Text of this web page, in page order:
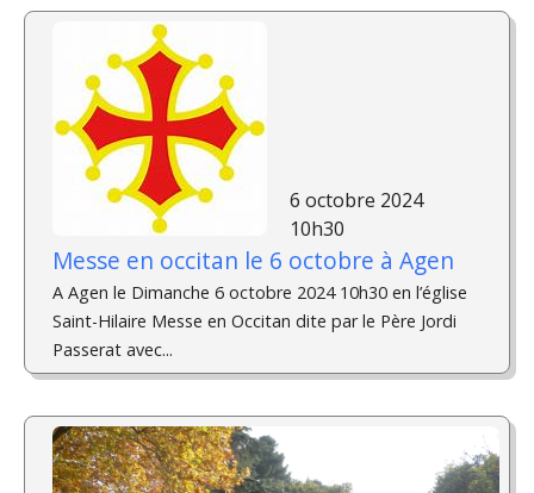
6 octobre 2024
10h30
Messe en occitan le 6 octobre à Agen
A Agen le Dimanche 6 octobre 2024 10h30 en l’église
Saint-Hilaire Messe en Occitan dite par le Père Jordi
Passerat avec...